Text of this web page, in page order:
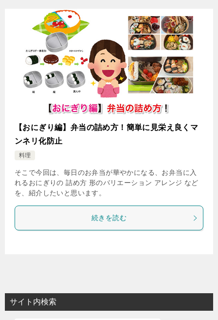
【おにぎり編】弁当の詰め方！簡単に見栄え良くマ
ンネリ化防止
料理
そこで今回は、毎日のお弁当が華やかになる、お弁当に入
れるおにぎりの 詰め方 形のバリエーション アレンジ など
を、紹介したいと思います。
続きを読む
サイト内検索